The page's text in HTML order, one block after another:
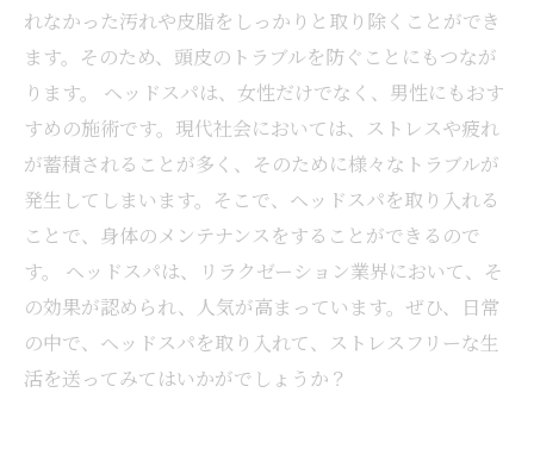
れなかった汚れや皮脂をしっかりと取り除くことができ
ます。そのため、頭皮のトラブルを防ぐことにもつなが
ります。 ヘッドスパは、女性だけでなく、男性にもおす
すめの施術です。現代社会においては、ストレスや疲れ
が蓄積されることが多く、そのために様々なトラブルが
発生してしまいます。そこで、ヘッドスパを取り入れる
ことで、身体のメンテナンスをすることができるので
す。 ヘッドスパは、リラクゼーション業界において、そ
の効果が認められ、人気が高まっています。ぜひ、日常
の中で、ヘッドスパを取り入れて、ストレスフリーな生
活を送ってみてはいかがでしょうか？